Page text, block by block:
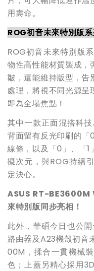
用壽命。
ROG初音未來特別版
ROG初音未來特別版
物性高性能材質製成，
皺，還能維持版型，告
處理，將視不同光源
即為全場焦點！
其中一款正面混搭科
背面留有反光印刷的「
線條，以及「0」、「
擬次元，與ROG持續
定決心。
ASUS RT-BE3600M
來特別版同步亮相！
此外，華碩今日也公
路由器及A23機殼初音
00M，揉合一貫機械
色；上蓋另精心採用